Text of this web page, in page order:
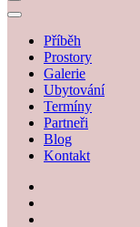
Příběh
Prostory
Galerie
Ubytování
Termíny
Partneři
Blog
Kontakt